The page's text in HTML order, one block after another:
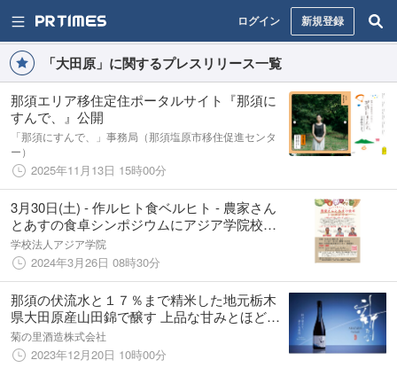
ログイン 新規登録
「大田原」に関するプレスリリース一覧
那須エリア移住定住ポータルサイト『那須に
すんで、』公開
「那須にすんで、」事務局（那須塩原市移住促進センタ
ー）
2025年11月13日 15時00分
3月30日(土) - 作ルヒト食ベルヒト - 農家さん
とあすの食卓シンポジウムにアジア学院校長
荒川朋子が登壇
学校法人アジア学院
2024年3月26日 08時30分
那須の伏流水と１７％まで精米した地元栃木
県大田原産山田錦で醸す 上品な甘みとほどよ
い酸味が絶妙な至高の味わい。
菊の里酒造株式会社
2023年12月20日 10時00分